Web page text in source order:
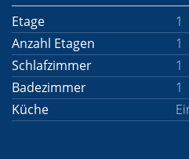
Etage
1
Anzahl Etagen
1
Schlafzimmer
1
Badezimmer
1
Küche